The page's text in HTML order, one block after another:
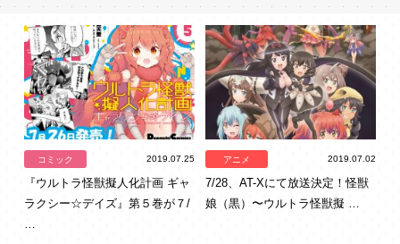
コミック 2019.07.25
『ウルトラ怪獣擬人化計画 ギャ
ラクシー☆デイズ』第５巻が７/
…
アニメ 2019.07.02
7/28、AT-Xにて放送決定！怪獣
娘（黒）〜ウルトラ怪獣擬 …